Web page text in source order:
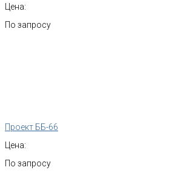
Цена:
По запросу
Проект ББ-66
Цена:
По запросу